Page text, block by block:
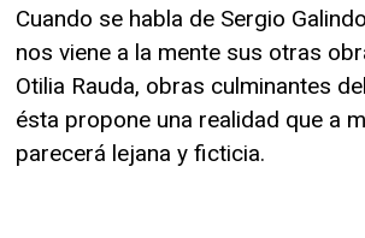
Cuando se habla de Sergio
nos viene a la mente sus otras
Otilia Rauda, obras culminantes
ésta propone una realidad que a
parecerá lejana y ficticia.